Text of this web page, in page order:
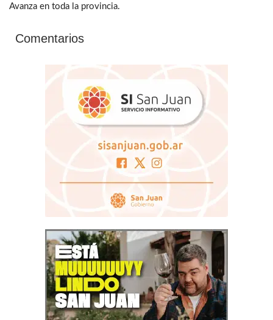
Avanza en toda la provincia.
Comentarios